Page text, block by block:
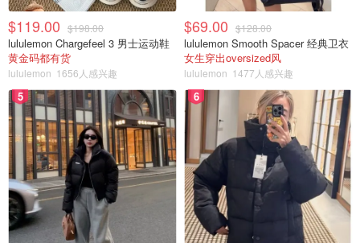
$119.00 $198.00
lululemon Chargefeel 3 男士运动鞋
黄金码都有货
lululemon 1656人感兴趣
$69.00 $128.00
lululemon Smooth Spacer 经典卫衣
女生穿出oversized风
lululemon 1477人感兴趣
5 6